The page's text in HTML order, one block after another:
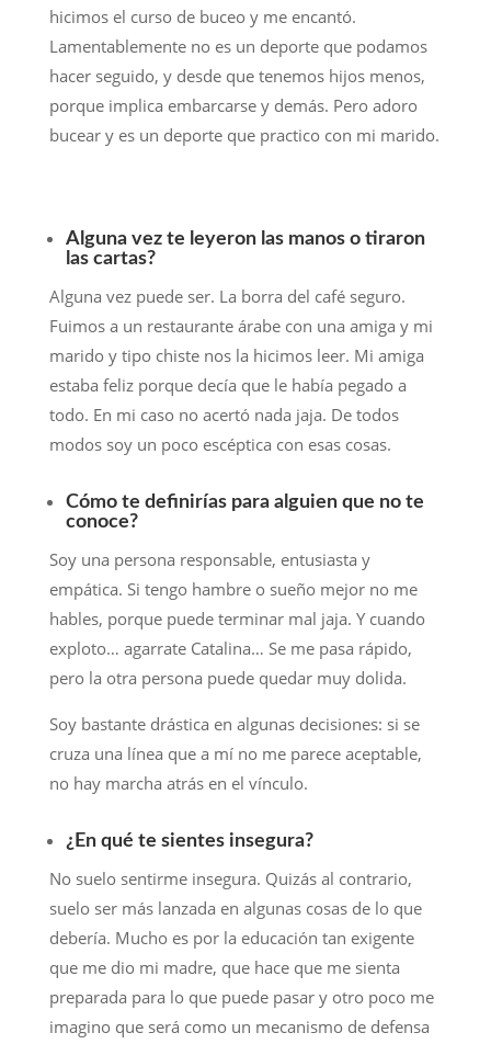
hicimos el curso de buceo y me encantó.
Lamentablemente no es un deporte que podamos
hacer seguido, y desde que tenemos hijos menos,
porque implica embarcarse y demás. Pero adoro
bucear y es un deporte que practico con mi marido.
Alguna vez te leyeron las manos o tiraron
las cartas?
Alguna vez puede ser. La borra del café seguro.
Fuimos a un restaurante árabe con una amiga y mi
marido y tipo chiste nos la hicimos leer. Mi amiga
estaba feliz porque decía que le había pegado a
todo. En mi caso no acertó nada jaja. De todos
modos soy un poco escéptica con esas cosas.
Cómo te definirías para alguien que no te
conoce?
Soy una persona responsable, entusiasta y
empática. Si tengo hambre o sueño mejor no me
hables, porque puede terminar mal jaja. Y cuando
exploto… agarrate Catalina… Se me pasa rápido,
pero la otra persona puede quedar muy dolida.
Soy bastante drástica en algunas decisiones: si se
cruza una línea que a mí no me parece aceptable,
no hay marcha atrás en el vínculo.
¿En qué te sientes insegura?
No suelo sentirme insegura. Quizás al contrario,
suelo ser más lanzada en algunas cosas de lo que
debería. Mucho es por la educación tan exigente
que me dio mi madre, que hace que me sienta
preparada para lo que puede pasar y otro poco me
imagino que será como un mecanismo de defensa